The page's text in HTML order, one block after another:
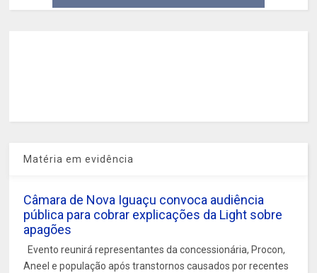
Matéria em evidência
Câmara de Nova Iguaçu convoca audiência
pública para cobrar explicações da Light sobre
apagões
Evento reunirá representantes da concessionária, Procon,
Aneel e população após transtornos causados por recentes